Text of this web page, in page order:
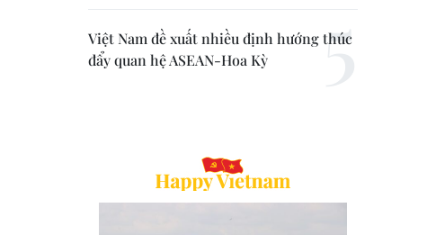
Việt Nam đề xuất nhiều định hướng thúc
đẩy quan hệ ASEAN-Hoa Kỳ